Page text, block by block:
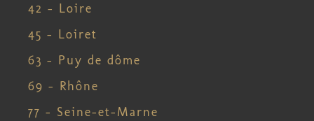
42 – Loire
45 – Loiret
63 – Puy de dôme
69 – Rhône
77 – Seine-et-Marne